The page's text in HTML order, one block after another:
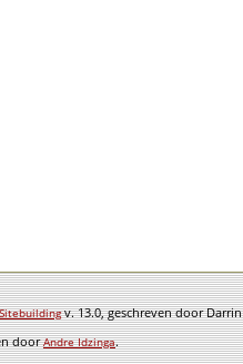
v. 13.0, geschreven door
doorAndre Idzinga.